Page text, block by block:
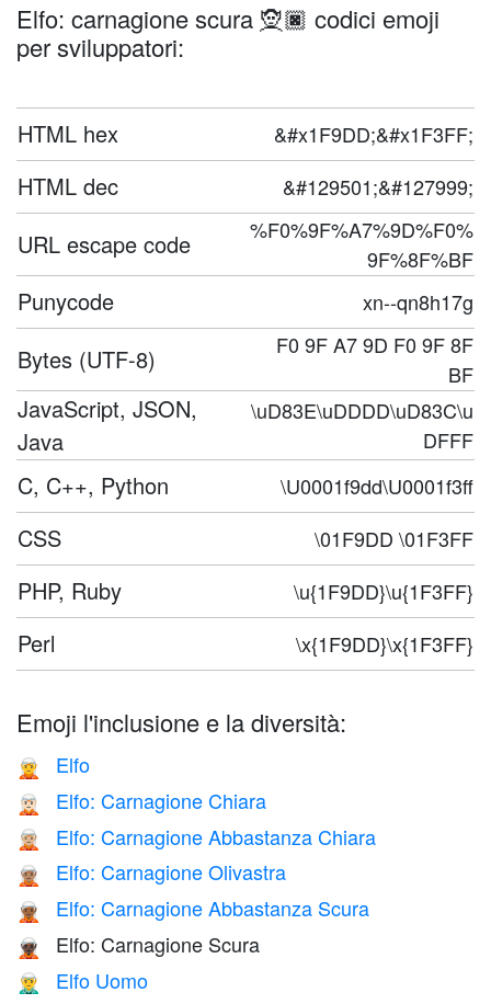
Elfo: carnagione scura 🧝🏿 codici emoji
per sviluppatori:
HTML hex &#x1F9DD;&#x1F3FF;
HTML dec &#129501;&#127999;
URL escape code
%F0%9F%A7%9D%F0%
9F%8F%BF
Punycode xn--qn8h17g
Bytes (UTF-8)
F0 9F A7 9D F0 9F 8F
BF
JavaScript, JSON,
Java
\uD83E\uDDDD\uD83C\u
DFFF
C, C++, Python \U0001f9dd\U0001f3ff
CSS \01F9DD \01F3FF
PHP, Ruby \u{1F9DD}\u{1F3FF}
Perl \x{1F9DD}\x{1F3FF}
Emoji l'inclusione e la diversità:
🧝 Elfo
🧝🏻 Elfo: Carnagione Chiara
🧝🏼 Elfo: Carnagione Abbastanza Chiara
🧝🏽 Elfo: Carnagione Olivastra
🧝🏾 Elfo: Carnagione Abbastanza Scura
🧝🏿 Elfo: Carnagione Scura
🧝‍♂️
Elfo Uomo